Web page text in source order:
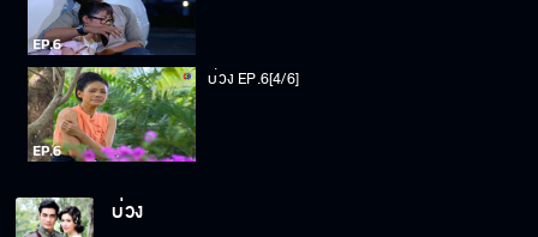
บ่วง EP.6[4/6]
บ่วง